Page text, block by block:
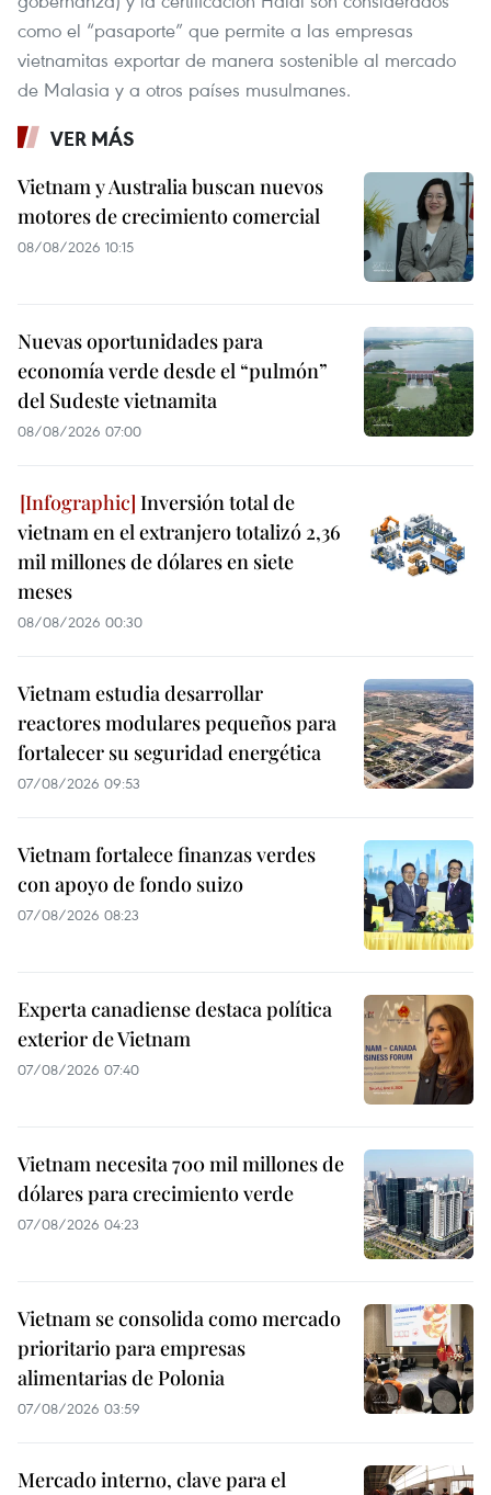
como el “pasaporte” que permite a las empresas
vietnamitas exportar de manera sostenible al mercado
de Malasia y a otros países musulmanes.
VER MÁS
Vietnam y Australia buscan nuevos
motores de crecimiento comercial
08/08/2026 10:15
Nuevas oportunidades para
economía verde desde el “pulmón”
del Sudeste vietnamita
08/08/2026 07:00
Inversión total de
vietnam en el extranjero totalizó 2,36
mil millones de dólares en siete
meses
08/08/2026 00:30
Vietnam estudia desarrollar
reactores modulares pequeños para
fortalecer su seguridad energética
07/08/2026 09:53
Vietnam fortalece finanzas verdes
con apoyo de fondo suizo
07/08/2026 08:23
Experta canadiense destaca política
exterior de Vietnam
07/08/2026 07:40
Vietnam necesita 700 mil millones de
dólares para crecimiento verde
07/08/2026 04:23
Vietnam se consolida como mercado
prioritario para empresas
alimentarias de Polonia
07/08/2026 03:59
Mercado interno, clave para el